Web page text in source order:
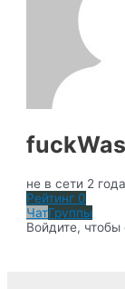
не в сети 2 года
Рейтинг 0
ЧатГруппы
Войдите,